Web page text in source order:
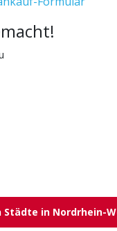
in Nordrhein-